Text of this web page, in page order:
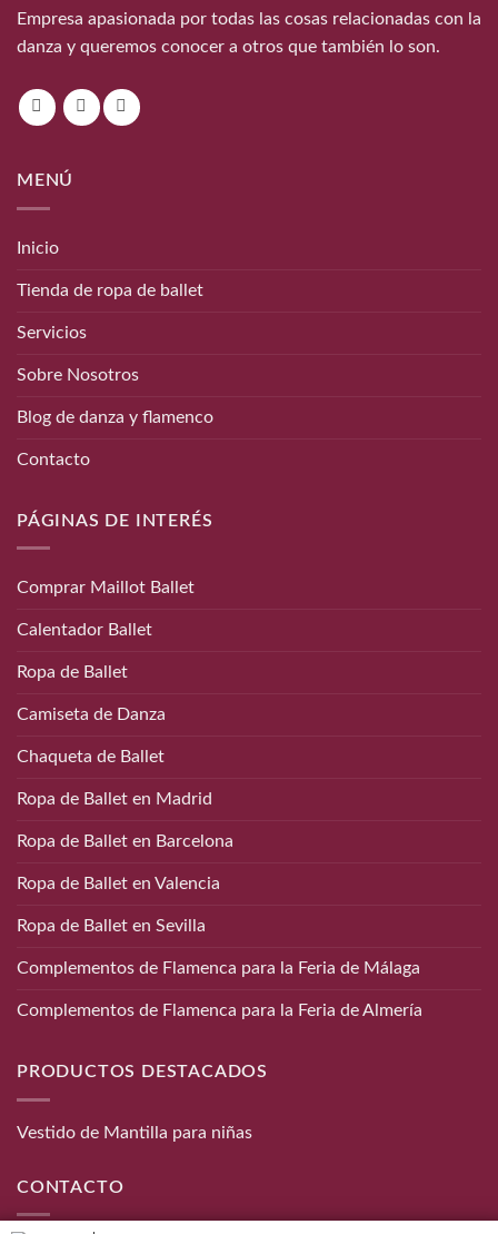
Empresa apasionada por todas las cosas relacionadas con la
danza y queremos conocer a otros que también lo son.
MENÚ
Inicio
Tienda de ropa de ballet
Servicios
Sobre Nosotros
Blog de danza y flamenco
Contacto
PÁGINAS DE INTERÉS
Comprar Maillot Ballet
Calentador Ballet
Ropa de Ballet
Camiseta de Danza
Chaqueta de Ballet
Ropa de Ballet en Madrid
Ropa de Ballet en Barcelona
Ropa de Ballet en Valencia
Ropa de Ballet en Sevilla
Complementos de Flamenca para la Feria de Málaga
Complementos de Flamenca para la Feria de Almería
PRODUCTOS DESTACADOS
Vestido de Mantilla para niñas
CONTACTO